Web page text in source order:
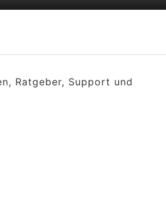
Ratgeber, Support und